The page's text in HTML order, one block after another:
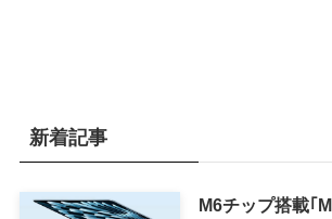
新着記事
M6チップ搭載｢